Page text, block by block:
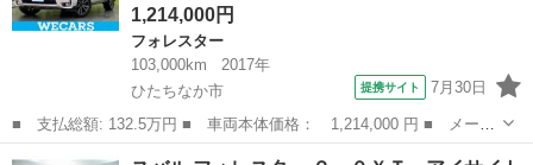
1,214,000円
フォレスター
103,000km
2017年
ひたちなか市
提携サイト 7月30日
■ 支払総額: 132.5万円 ■ 車両本体価格： 1,214,000 円 ■ メーカ
ー名： スバル ■ 車種名： フォレスター ■ グレード名： ４Ｗ
茨城 ひたちなか市 フォレスター